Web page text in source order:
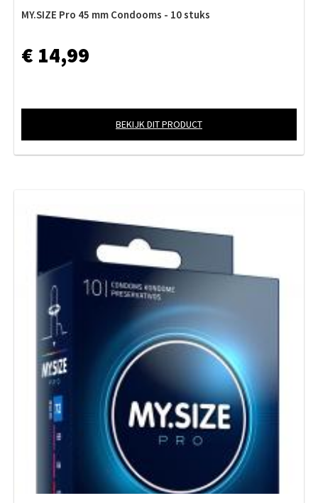
MY.SIZE Pro 45 mm Condooms - 10 stuks
€ 14,99
BEKIJK DIT PRODUCT